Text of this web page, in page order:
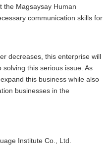
the Magsaysay Human
communication skills for
decreases, this enterprise will
this serious issue. As
this business while also
businesses in the
Institute Co., Ltd.